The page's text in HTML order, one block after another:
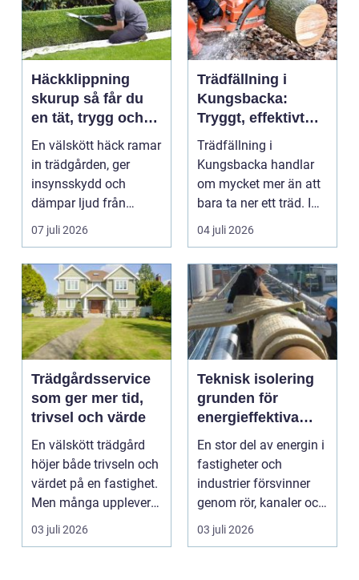
Häckklippning
skurup så får du
en tät, trygg och
snygg häck året
runt
En välskött häck ramar
in trädgården, ger
insynsskydd och
dämpar ljud från
vägen. Samtidigt kan
häck...
07 juli 2026
Trädfällning i
Kungsbacka:
Tryggt, effektivt
och med omtanke
om hela tomten
Trädfällning i
Kungsbacka handlar
om mycket mer än att
bara ta ner ett träd. I
e...
04 juli 2026
Trädgårdsservice
som ger mer tid,
trivsel och värde
En välskött trädgård
höjer både trivseln och
värdet på en fastighet.
Men många upplever
att tiden, o...
03 juli 2026
Teknisk isolering
grunden för
energieffektiva
och säkra
byggnader
En stor del av energin i
fastigheter och
industrier försvinner
genom rör, kanaler och
tekniska insta...
03 juli 2026